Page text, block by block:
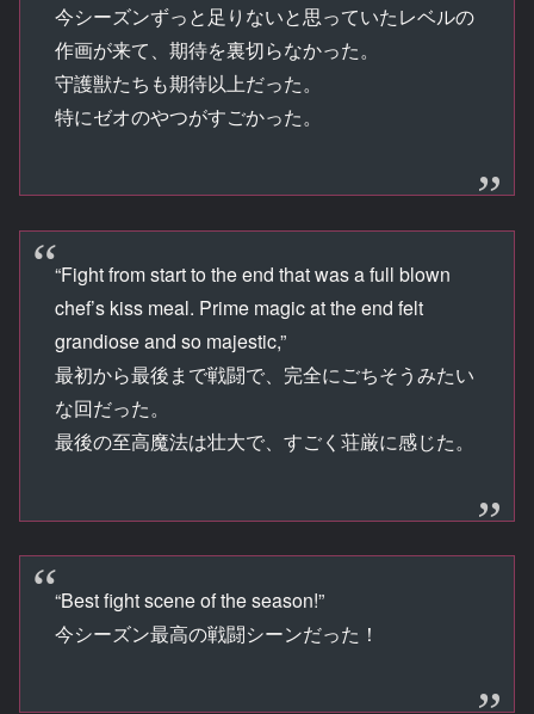
今シーズンずっと足りないと思っていたレベルの
作画が来て、期待を裏切らなかった。
守護獣たちも期待以上だった。
特にゼオのやつがすごかった。
“Fight from start to the end that was a full blown
chef’s kiss meal. Prime magic at the end felt
grandiose and so majestic,”
最初から最後まで戦闘で、完全にごちそうみたい
な回だった。
最後の至高魔法は壮大で、すごく荘厳に感じた。
“Best fight scene of the season!”
今シーズン最高の戦闘シーンだった！